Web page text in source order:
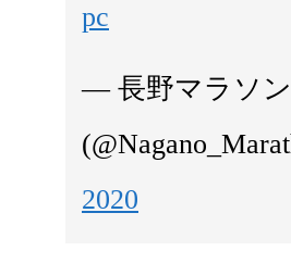
pc
— 長野マラソン
2020